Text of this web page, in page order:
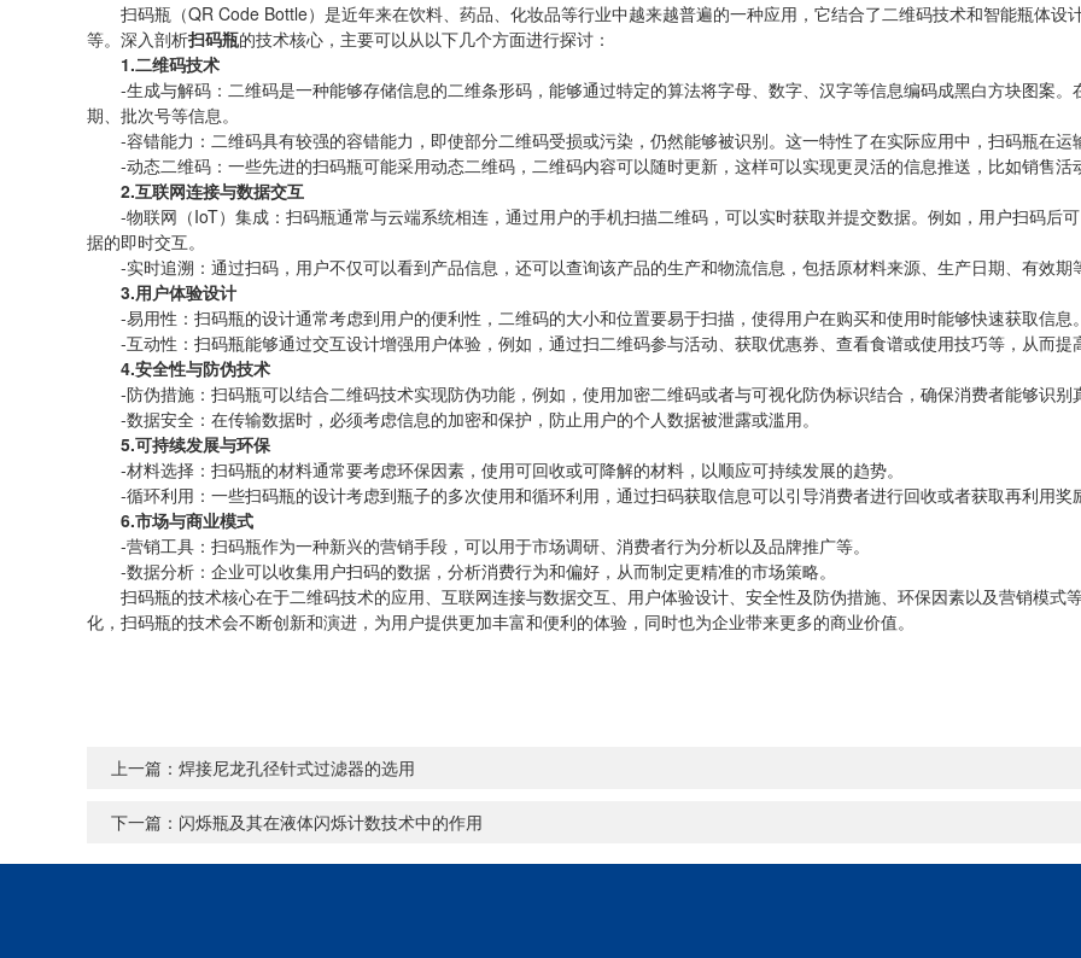
扫码瓶（QR Code Bottle）是近年来在饮料、药品、化妆品等行业中越来越普遍的一种应用，它结合了二维码技术和智能瓶体设
等。深入剖析扫码瓶的技术核心，主要可以从以下几个方面进行探讨：
1.二维码技术
-生成与解码：二维码是一种能够存储信息的二维条形码，能够通过特定的算法将字母、数字、汉字等信息编码成黑白方块图案。
期、批次号等信息。
-容错能力：二维码具有较强的容错能力，即使部分二维码受损或污染，仍然能够被识别。这一特性了在实际应用中，扫码瓶在运
-动态二维码：一些先进的扫码瓶可能采用动态二维码，二维码内容可以随时更新，这样可以实现更灵活的信息推送，比如销售活
2.互联网连接与数据交互
-物联网（IoT）集成：扫码瓶通常与云端系统相连，通过用户的手机扫描二维码，可以实时获取并提交数据。例如，用户扫码后
据的即时交互。
-实时追溯：通过扫码，用户不仅可以看到产品信息，还可以查询该产品的生产和物流信息，包括原材料来源、生产日期、有效期
3.用户体验设计
-易用性：扫码瓶的设计通常考虑到用户的便利性，二维码的大小和位置要易于扫描，使得用户在购买和使用时能够快速获取信息
-互动性：扫码瓶能够通过交互设计增强用户体验，例如，通过扫二维码参与活动、获取优惠券、查看食谱或使用技巧等，从而提
4.安全性与防伪技术
-防伪措施：扫码瓶可以结合二维码技术实现防伪功能，例如，使用加密二维码或者与可视化防伪标识结合，确保消费者能够识别
-数据安全：在传输数据时，必须考虑信息的加密和保护，防止用户的个人数据被泄露或滥用。
5.可持续发展与环保
-材料选择：扫码瓶的材料通常要考虑环保因素，使用可回收或可降解的材料，以顺应可持续发展的趋势。
-循环利用：一些扫码瓶的设计考虑到瓶子的多次使用和循环利用，通过扫码获取信息可以引导消费者进行回收或者获取再利用奖
6.市场与商业模式
-营销工具：扫码瓶作为一种新兴的营销手段，可以用于市场调研、消费者行为分析以及品牌推广等。
-数据分析：企业可以收集用户扫码的数据，分析消费行为和偏好，从而制定更精准的市场策略。
扫码瓶的技术核心在于二维码技术的应用、互联网连接与数据交互、用户体验设计、安全性及防伪措施、环保因素以及营销模式
化，扫码瓶的技术会不断创新和演进，为用户提供更加丰富和便利的体验，同时也为企业带来更多的商业价值。
上一篇： 焊接尼龙孔径针式过滤器的选用
下一篇： 闪烁瓶及其在液体闪烁计数技术中的作用